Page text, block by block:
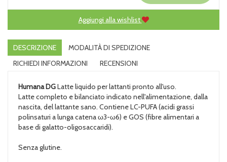
Aggiungi alla wishlist
DESCRIZIONE
MODALITÀ DI SPEDIZIONE
RICHIEDI INFORMAZIONI
RECENSIONI
Humana DGLatte liquido per lattanti pronto all'uso.
Latte completo e bilanciato indicato nell'alimentazione, dalla
nascita, del lattante sano. Contiene LC-PUFA (acidi grassi
polinsaturi a lunga catena ω3-ω6) e GOS (fibre alimentari a
base di galatto-oligosaccaridi).
Senza glutine.